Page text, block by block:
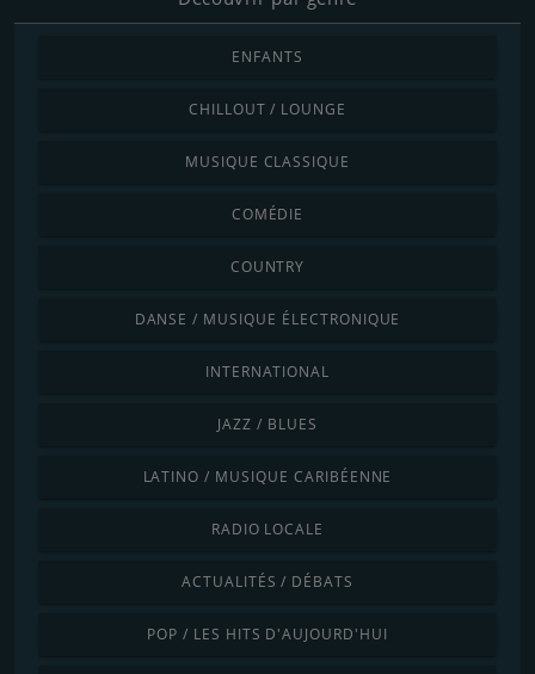
ENFANTS
CHILLOUT / LOUNGE
MUSIQUE CLASSIQUE
COMÉDIE
COUNTRY
DANSE / MUSIQUE ÉLECTRONIQUE
INTERNATIONAL
JAZZ / BLUES
LATINO / MUSIQUE CARIBÉENNE
RADIO LOCALE
ACTUALITÉS / DÉBATS
POP / LES HITS D'AUJOURD'HUI